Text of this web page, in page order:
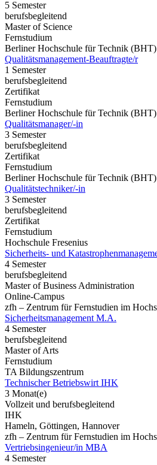
5 Semester
berufsbegleitend
Master of Science
Fernstudium
Berliner Hochschule für Technik
Qualitätsmanagement-Beauftragte/r
1 Semester
berufsbegleitend
Zertifikat
Fernstudium
Berliner Hochschule für Technik
Qualitätsmanager/-in
3 Semester
berufsbegleitend
Zertifikat
Fernstudium
Berliner Hochschule für Technik
Qualitätstechniker/-in
3 Semester
berufsbegleitend
Zertifikat
Fernstudium
Hochschule Fresenius
Sicherheits- und
4 Semester
berufsbegleitend
Master of Business Administration
Online-Campus
zfh – Zentrum für Fernstudien im
Sicherheitsmanagement M.A.
4 Semester
berufsbegleitend
Master of Arts
Fernstudium
TA Bildungszentrum
Technischer Betriebswirt IHK
3 Monat(e)
Vollzeit und berufsbegleitend
IHK
Hameln, Göttingen, Hannover
zfh – Zentrum für Fernstudien im
Vertriebsingenieur/in MBA
4 Semester